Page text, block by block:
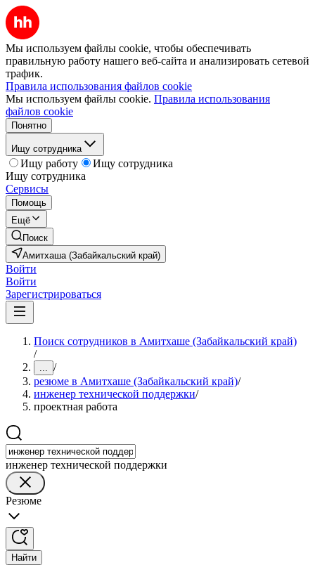
Мы используем файлы cookie, чтобы обеспечивать
правильную работу нашего веб-сайта и анализировать сетевой
трафик.
Правила использования файлов cookie
Мы используем файлы cookie. Правила использования
файлов cookie
Понятно
Ищу сотрудника
Ищу работу
Ищу сотрудника
Ищу сотрудника
Сервисы
Помощь
Ещё
Поиск
Амитхаша (Забайкальский край)
Войти
Войти
Зарегистрироваться
Поиск сотрудников в Амитхаше (Забайкальский край)
/
... /
резюме в Амитхаше (Забайкальский край)/
инженер технической поддержки/
проектная работа
инженер технической поддержки
Резюме
Найти